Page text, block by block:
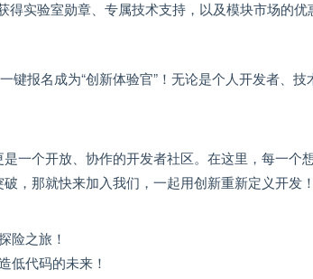
实验室勋章、专属技术支持，以及模块市场的优
键报名成为“创新体验官”！无论是个人开发者、
一个开放、协作的开发者社区。在这里，每一个
，那就快来加入我们，一起用创新重新定义开发！
险之旅！
低代码的未来！